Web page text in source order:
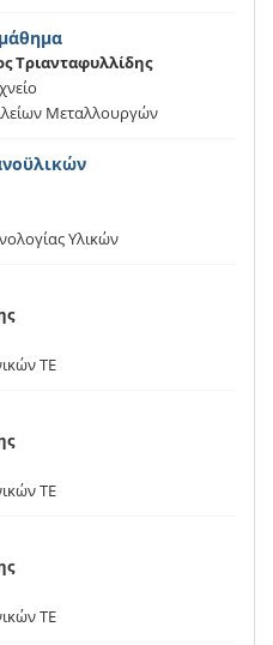
Τριανταφυλλίδης
Μεταλλουργών
Υλικών
ΤΕ
ΤΕ
ΤΕ